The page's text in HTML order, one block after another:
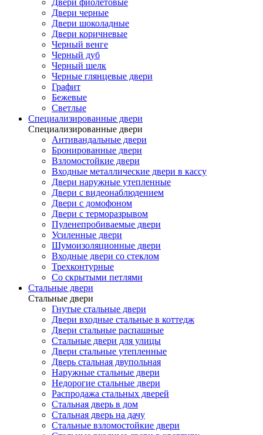
Двери фиолетовые
Двери черные
Двери шоколадные
Двери коричневые
Черный венге
Черный дуб
Черный шелк
Черные глянцевые двери
Графит
Бежевые
Светлые
Специализированные двери
Специализированные двери
Антивандальные двери
Бронированные двери
Взломостойкие двери
Входные металлические двери в кассу
Двери наружные утепленные
Двери с видеонаблюдением
Двери с домофоном
Двери с терморазрывом
Пуленепробиваемые двери
Усиленные двери
Шумоизоляционные двери
Входные двери со стеклом
Трехконтурные
Со скрытыми петлями
Стальные двери
Стальные двери
Гнутые стальные двери
Двери входные стальные в коттедж
Двери стальные распашные
Стальные двери для улицы
Двери стальные утепленные
Дверь стальная двупольная
Наружные стальные двери
Недорогие стальные двери
Распродажа стальных дверей
Стальная дверь в дом
Стальная дверь на дачу
Стальные взломостойкие двери